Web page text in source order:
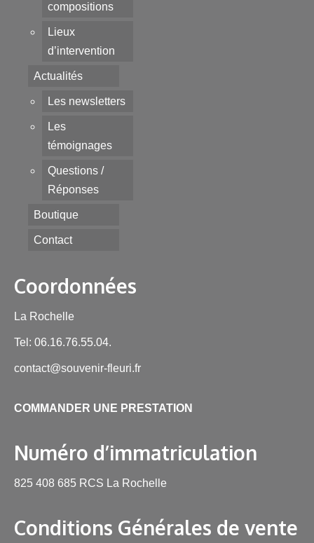
compositions
Lieux
d’intervention
Actualités
Les newsletters
Les
témoignages
Questions /
Réponses
Boutique
Contact
Coordonnées
La Rochelle
Tel: 06.16.76.55.04.
contact@souvenir-fleuri.fr
COMMANDER UNE PRESTATION
Numéro d’immatriculation
825 408 685 RCS La Rochelle
Conditions Générales de vente